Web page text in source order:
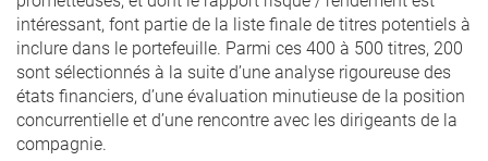
intéressant, font partie de la liste finale de titres potentiels à
inclure dans le portefeuille. Parmi ces 400 à 500 titres, 200
sont sélectionnés à la suite d’une analyse rigoureuse des
états financiers, d’une évaluation minutieuse de la position
concurrentielle et d’une rencontre avec les dirigeants de la
compagnie.